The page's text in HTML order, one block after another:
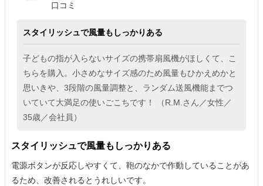
口コミ
スタイリッシュで風量もしっかりある
子どもの指が入らないサイズの携帯扇風機がほしくて、こ
ちらを購入。小さめなサイズ感のため風量もひかえめかと
思いきや、3段階の風量調整と、ランダム送風機能までつ
いていて大満足の使いごこちです！ （R.M.さん／女性／
35歳／会社員）
スタイリッシュで風量もしっかりある
電源ボタンが反応しやすくて、鞄のなかで作動していることがあ
るため、改善されるとうれしいです。